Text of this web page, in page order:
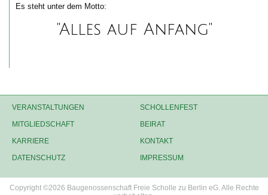
Es steht unter dem Motto:
"Alles auf Anfang"
VERANSTALTUNGEN
SCHOLLENFEST
MITGLIEDSCHAFT
BEIRAT
KARRIERE
KONTAKT
DATENSCHUTZ
IMPRESSUM
Copyright ©2026 Baugenossenschaft Freie Scholle zu Berlin eG. Alle Rechte